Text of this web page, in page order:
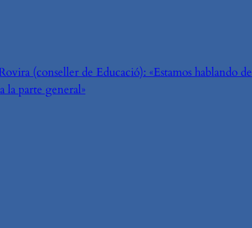
(conseller de Educació): «Estamos hablando de
la parte general»